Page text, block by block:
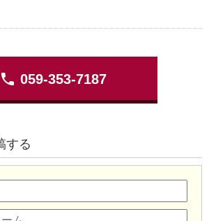
phone 059-353-7187
する